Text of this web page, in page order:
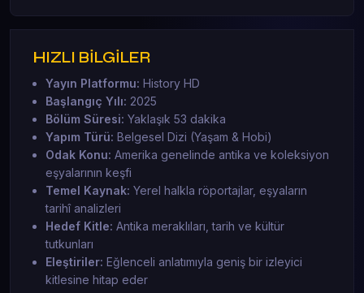
HIZLI BİLGİLER
Yayın Platformu: History HD
Başlangıç Yılı: 2025
Bölüm Süresi: Yaklaşık 53 dakika
Yapım Türü: Belgesel Dizi (Yaşam & Hobi)
Odak Konu: Amerika genelinde antika ve koleksiyon
eşyalarının keşfi
Temel Kaynak: Yerel halkla röportajlar, eşyaların
tarihî analizleri
Hedef Kitle: Antika meraklıları, tarih ve kültür
tutkunları
Eleştiriler: Eğlenceli anlatımıyla geniş bir izleyici
kitlesine hitap eder